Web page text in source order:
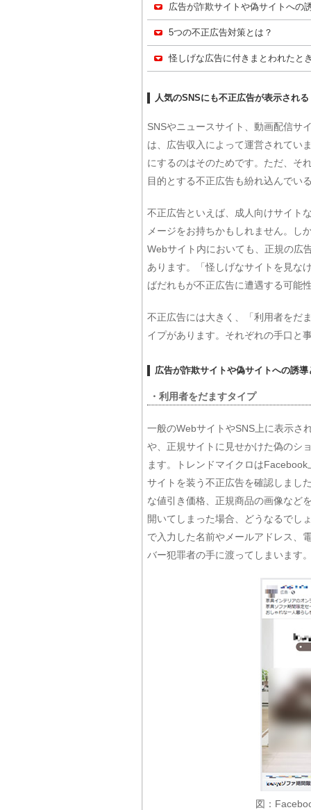
広告が詐欺サイトや偽サイトへの
5つの不正広告対策とは？
怪しげな広告に付きまとわれたと
人気のSNSにも不正広告が表示される
SNSやニュースサイト、動画配信サ
は、広告収入によって運営されてい
にするのはそのためです。ただ、そ
目的とする不正広告も紛れ込んでい
不正広告といえば、成人向けサイト
メージをお持ちかもしれません。し
Webサイト内においても、正規の広
あります。「怪しげなサイトを見な
ばだれもが不正広告に遭遇する可能
不正広告には大きく、「利用者をだ
イプがあります。それぞれの手口と
広告が詐欺サイトや偽サイトへの誘
・利用者をだますタイプ
一般のWebサイトやSNS上に表示さ
や、正規サイトに見せかけた偽のシ
ます。トレンドマイクロは
サイトを装う不正広告を確認しまし
な値引き価格、正規商品の画像など
開いてしまった場合、どうなるでし
で入力した名前やメールアドレス、
バー犯罪者の手に渡ってしまいます
図：